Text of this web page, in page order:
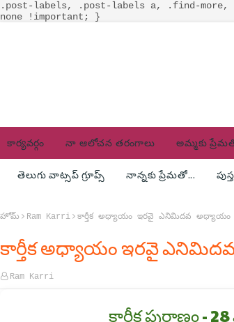
.post-labels, .post-labels a, .find-
none !important; }
కార్యవర్గం నా ఆలోచన తరంగాలు అమ్మకు
తెలుగు వాట్సప్ గ్రూప్స్ నాన్నకు ప్రేమతో...
హోమ్ Ram Karri కార్తీక అధ్యాయం ఇరవై ఎనిమిదవ అధ్యాయం
కార్తీక అధ్యాయం ఇరవై
Ram Karri
కార్తీక పురాణం -